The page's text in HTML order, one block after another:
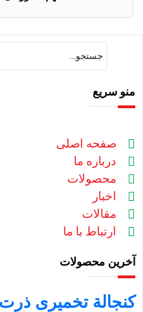
منو سریع
صفحه اصلی
درباره ما
محصولات
اخبار
مقالات
ارتباط با ما
آخرین محصولات
کنجالة تخمیری ذرت DDGS